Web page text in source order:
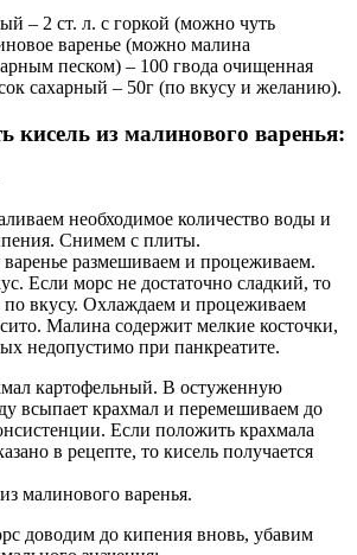
– 2 ст. л. с горкой (можно чуть
варенье (можно малина
песком) – 100 гвода очищенная
сахарный – 50г (по вкусу и желанию).
кисель из малинового варенья:
необходимое количество воды и
Снимем с плиты.
размешиваем и процеживаем.
Если морс не достаточно сладкий, то
по вкусу. Охлаждаем и процеживаем
Малина содержит мелкие косточки,
недопустимо при панкреатите.
картофельный. В остуженную
всыпает крахмал и перемешиваем до
Если положить крахмала
в рецепте, то кисель получается
малинового варенья.
доводим до кипения вновь, убавим